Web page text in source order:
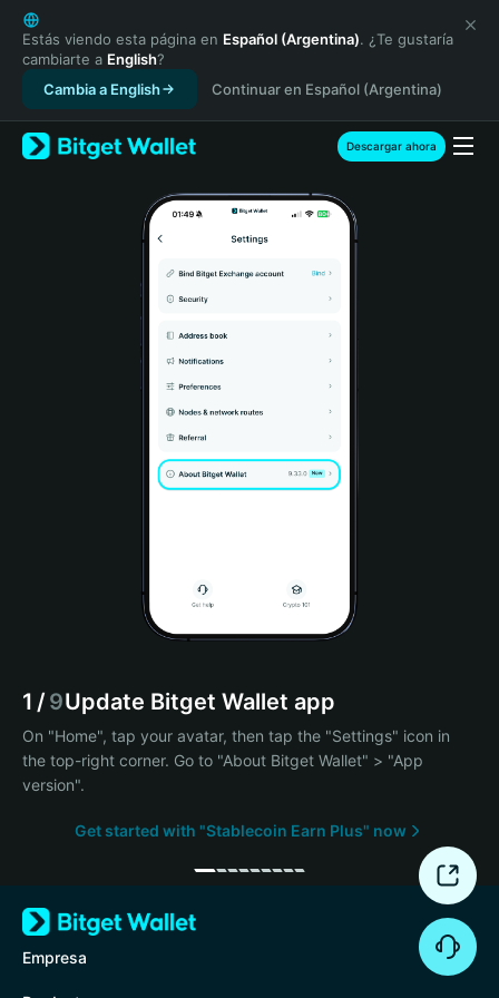
English
日本語
Tiếng Việt
Русский
Español (Latinoamérica)
Türkçe
Português (Portugal)
Español (Argentina)
Estás viendo esta página en Español (Argentina). ¿Te gustaría
cambiarte a English?
Cambia a English
Continuar en Español (Argentina)
Descargar ahora
1 / 9Update Bitget Wallet app
On "Home", tap your avatar, then tap the "Settings" icon in
the top-right corner. Go to "About Bitget Wallet" > "App
version".
Get started with "Stablecoin Earn Plus" now
Empresa